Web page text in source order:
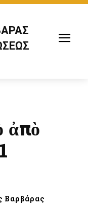
ἀπὸ
Βαρβάρας